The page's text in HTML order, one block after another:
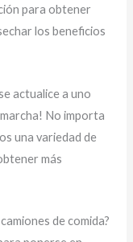
para obtener
los beneficios
actualice a uno
No importa
una variedad de
más
de comida?